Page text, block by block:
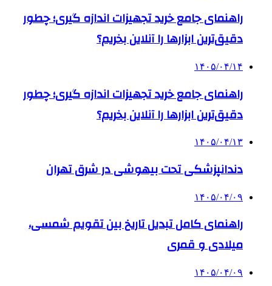
راهنمای جامع خرید تجهیزات اندازه گیری؛ چطور
دقیق‌ترین ابزارها را آنلاین بخریم؟
۱۴۰۵/۰۴/۱۴
راهنمای جامع خرید تجهیزات اندازه گیری؛ چطور
دقیق‌ترین ابزارها را آنلاین بخریم؟
۱۴۰۵/۰۴/۱۳
دندانپزشکی تحت بیهوشی در شرق تهران
۱۴۰۵/۰۴/۰۹
راهنمای کامل تبدیل تاریخ بین تقویم شمسی،
میلادی و قمری
۱۴۰۵/۰۴/۰۹